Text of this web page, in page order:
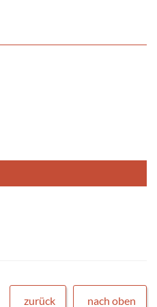
zurück nach oben